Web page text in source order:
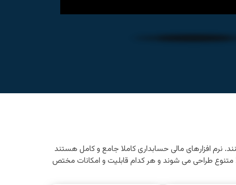
افزارهای مالی حسابداری کاملا جامع و کامل هستند
متنوع طراحی می شوند و هر کدام قابلیت و امکانات مختص